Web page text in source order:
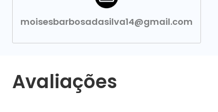
moisesbarbosadasilva14@gmail.com
Avaliações